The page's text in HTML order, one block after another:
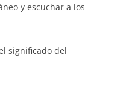
y escuchar a los
significado del